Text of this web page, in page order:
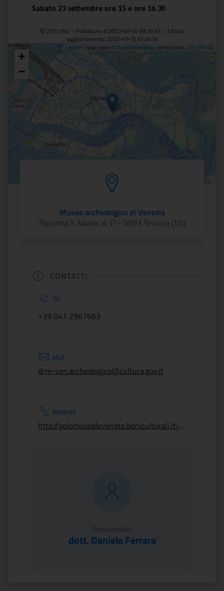
Sabato 23 settembre ore 15 e ore 16.30
© 2021 MiC - Pubblicato il 2023-09-15 09:36:45 / Ultimo
aggiornamento 2023-09-15 10:26:56
Posizione
+
−
Leaflet | Map data © OpenStreetMap contributors, CC-BY-SA
Museo archeologico di Venezia
Piazzetta S. Marco, n. 17 - 30124 Venezia (VE)
CONTATTI
Tel
+39 041 2967663
Mail
drm-ven.archeologico@cultura.gov.it
Website
http://polomusealeveneto.beniculturali.it/musei/museo-archeologico-nazionale-di-venezia
Responsabile:
dott. Daniele Ferrara